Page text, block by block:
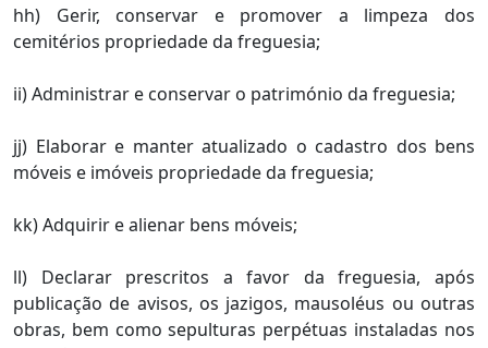
hh) Gerir, conservar e promover a limpeza dos
cemitérios propriedade da freguesia;
ii) Administrar e conservar o património da freguesia;
jj) Elaborar e manter atualizado o cadastro dos bens
móveis e imóveis propriedade da freguesia;
kk) Adquirir e alienar bens móveis;
ll) Declarar prescritos a favor da freguesia, após
publicação de avisos, os jazigos, mausoléus ou outras
obras, bem como sepulturas perpétuas instaladas nos